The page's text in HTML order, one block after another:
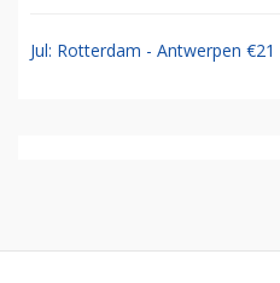
Jul: Rotterdam - Antwerpen €21